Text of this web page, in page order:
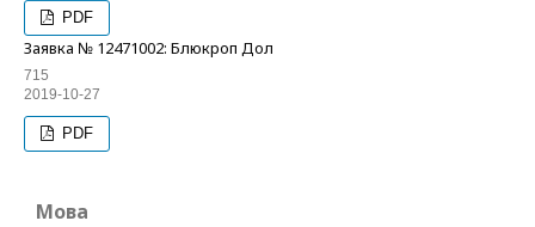
PDF
Заявка № 12471002: Блюкроп Дол
715
2019-10-27
PDF
Мова